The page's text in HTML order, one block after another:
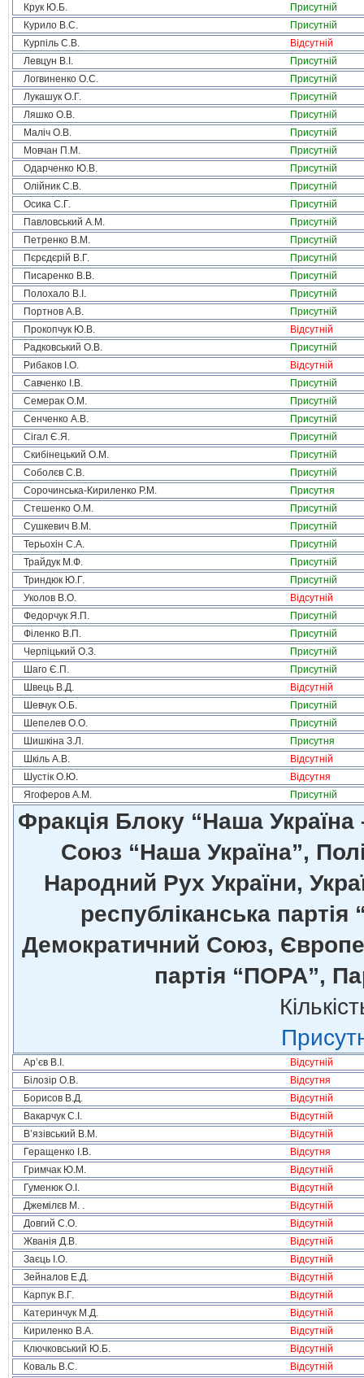
Крук Ю.Б.
Присутній
Курило В.С.
Присутній
Курпіль С.В.
Відсутній
Левцун В.І.
Присутній
Логвиненко О.С.
Присутній
Лукашук О.Г.
Присутній
Ляшко О.В.
Присутній
Маліч О.В.
Присутній
Мовчан П.М.
Присутній
Одарченко Ю.В.
Присутній
Олійник С.В.
Присутній
Осика С.Г.
Присутній
Павловський А.М.
Присутній
Петренко В.М.
Присутній
Пєрєдєрій В.Г.
Присутній
Писаренко В.В.
Присутній
Полохало В.І.
Присутній
Портнов А.В.
Присутній
Прокопчук Ю.В.
Відсутній
Радковський О.В.
Присутній
Рибаков І.О.
Відсутній
Савченко І.В.
Присутній
Семерак О.М.
Присутній
Сенченко А.В.
Присутній
Сігал Є.Я.
Присутній
Скибінецький О.М.
Присутній
Соболєв С.В.
Присутній
Сорочинська-Кириленко Р.М.
Присутня
Стешенко О.М.
Присутній
Сушкевич В.М.
Присутній
Терьохін С.А.
Присутній
Трайдук М.Ф.
Присутній
Триндюк Ю.Г.
Присутній
Уколов В.О.
Відсутній
Федорчук Я.П.
Присутній
Філенко В.П.
Присутній
Черпіцький О.З.
Присутній
Шаго Є.П.
Присутній
Швець В.Д.
Відсутній
Шевчук О.Б.
Присутній
Шепелев О.О.
Присутній
Шишкіна З.Л.
Присутня
Шкіль А.В.
Відсутній
Шустік О.Ю.
Відсутня
Ягоферов А.М.
Присутній
Фракція Блоку “Наша
Союз “Наша Україна”,
Народний Рух України,
республіканська
Демократичний Союз,
партія “ПОРА”,
Ар’єв В.І.
Відсутній
Білозір О.В.
Відсутня
Борисов В.Д.
Відсутній
Вакарчук С.І.
Відсутній
В’язівський В.М.
Відсутній
Геращенко І.В.
Відсутня
Гримчак Ю.М.
Відсутній
Гуменюк О.І.
Відсутній
Джемілєв М. .
Відсутній
Довгий С.О.
Відсутній
Жванія Д.В.
Відсутній
Заєць І.О.
Відсутній
Зейналов Е.Д.
Відсутній
Карпук В.Г.
Відсутній
Катеринчук М.Д.
Відсутній
Кириленко В.А.
Відсутній
Ключковський Ю.Б.
Відсутній
Коваль В.С.
Відсутній